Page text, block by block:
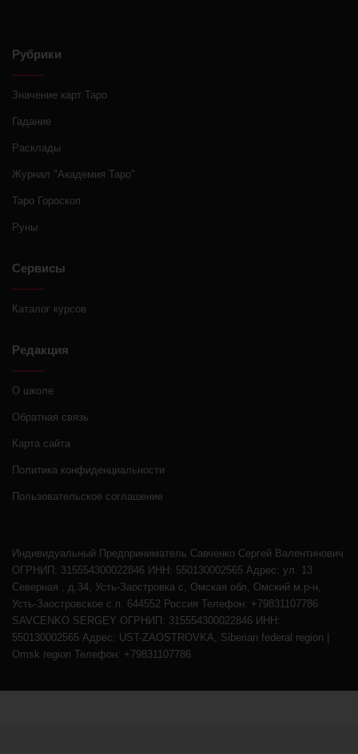
Рубрики
Значение карт Таро
Гадание
Расклады
Журнал "Академия Таро"
Таро Гороскоп
Руны
Сервисы
Каталог курсов
Редакция
О школе
Обратная связь
Карта сайта
Политика конфиденциальности
Пользовательское соглашение
Индивидуальный Предприниматель Савченко Сергей Валентинович
ОГРНИП: 315554300022846 ИНН: 550130002565 Адрес: ул. 13
Северная , д.34, Усть-Заостровка с, Омская обл, Омский м.р-н,
Усть-Заостровское с.п. 644552 Россия Телефон: +79831107786
SAVCENKO SERGEY ОГРНИП: 315554300022846 ИНН:
550130002565 Адрес: UST-ZAOSTROVKA, Siberian federal region |
Omsk region Телефон: +79831107786